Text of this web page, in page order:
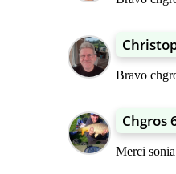
Bravo
Chgros
Merci